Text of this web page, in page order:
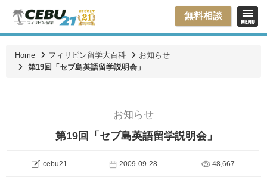
無料相談
Home フィリピン留学大百科
お知らせ
第19回「セブ島英語留学説明会」
お知らせ
第19回「セブ島英語留学説明会」
cebu21 2009-09-28 48,667